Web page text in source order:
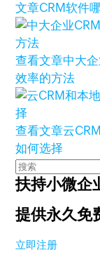
文章CRM软件
查看文章中大
效率的方法
查看文章云
如何选择
扶持小微企
提供永久免
立即注册